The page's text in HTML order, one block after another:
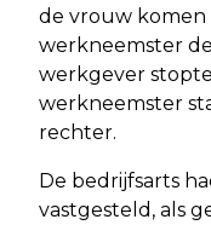
de vrouw komen
werkneemster
werkgever
werkneemster
rechter.
De bedrijfsarts
vastgesteld, als